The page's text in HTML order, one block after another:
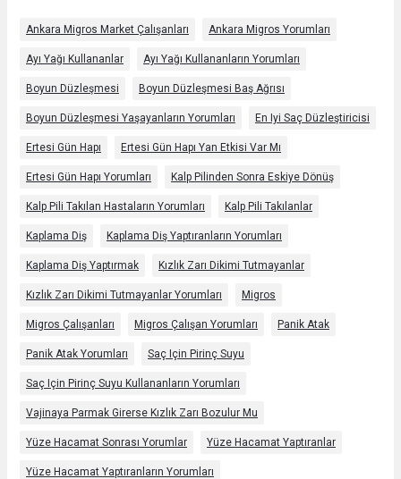
Ankara Migros Market Çalışanları Ankara Migros Yorumları
Ayı Yağı Kullananlar Ayı Yağı Kullananların Yorumları
Boyun Düzleşmesi Boyun Düzleşmesi Baş Ağrısı
Boyun Düzleşmesi Yaşayanların Yorumları En Iyi Saç Düzleştiricisi
Ertesi Gün Hapı Ertesi Gün Hapı Yan Etkisi Var Mı
Ertesi Gün Hapı Yorumları Kalp Pilinden Sonra Eskiye Dönüş
Kalp Pili Takılan Hastaların Yorumları Kalp Pili Takılanlar
Kaplama Diş Kaplama Diş Yaptıranların Yorumları
Kaplama Diş Yaptırmak Kızlık Zarı Dikimi Tutmayanlar
Kızlık Zarı Dikimi Tutmayanlar Yorumları Migros
Migros Çalışanları Migros Çalışan Yorumları Panik Atak
Panik Atak Yorumları Saç Için Pirinç Suyu
Saç Için Pirinç Suyu Kullananların Yorumları
Vajinaya Parmak Girerse Kızlık Zarı Bozulur Mu
Yüze Hacamat Sonrası Yorumlar Yüze Hacamat Yaptıranlar
Yüze Hacamat Yaptıranların Yorumları